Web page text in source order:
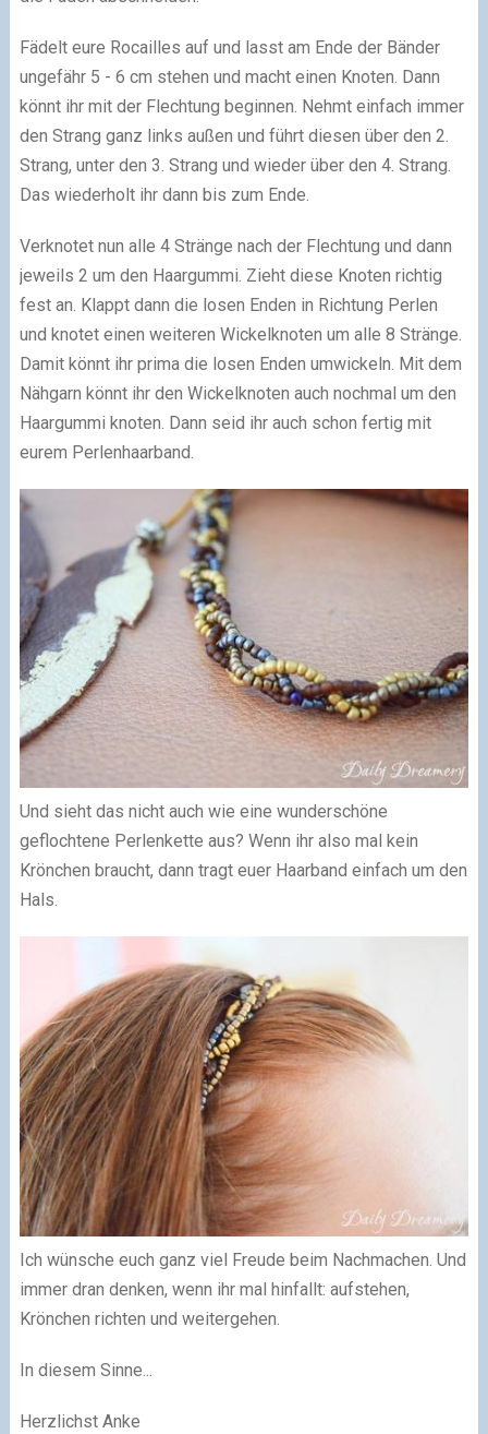
Fädelt eure Rocailles auf und lasst am Ende der Bänder
ungefähr 5 - 6 cm stehen und macht einen Knoten. Dann
könnt ihr mit der Flechtung beginnen. Nehmt einfach immer
den Strang ganz links außen und führt diesen über den 2.
Strang, unter den 3. Strang und wieder über den 4. Strang.
Das wiederholt ihr dann bis zum Ende.
Verknotet nun alle 4 Stränge nach der Flechtung und dann
jeweils 2 um den Haargummi. Zieht diese Knoten richtig
fest an. Klappt dann die losen Enden in Richtung Perlen
und knotet einen weiteren Wickelknoten um alle 8 Stränge.
Damit könnt ihr prima die losen Enden umwickeln. Mit dem
Nähgarn könnt ihr den Wickelknoten auch nochmal um den
Haargummi knoten. Dann seid ihr auch schon fertig mit
eurem Perlenhaarband.
Und sieht das nicht auch wie eine wunderschöne
geflochtene Perlenkette aus? Wenn ihr also mal kein
Krönchen braucht, dann tragt euer Haarband einfach um den
Hals.
Ich wünsche euch ganz viel Freude beim Nachmachen. Und
immer dran denken, wenn ihr mal hinfallt: aufstehen,
Krönchen richten und weitergehen.
In diesem Sinne...
Herzlichst Anke